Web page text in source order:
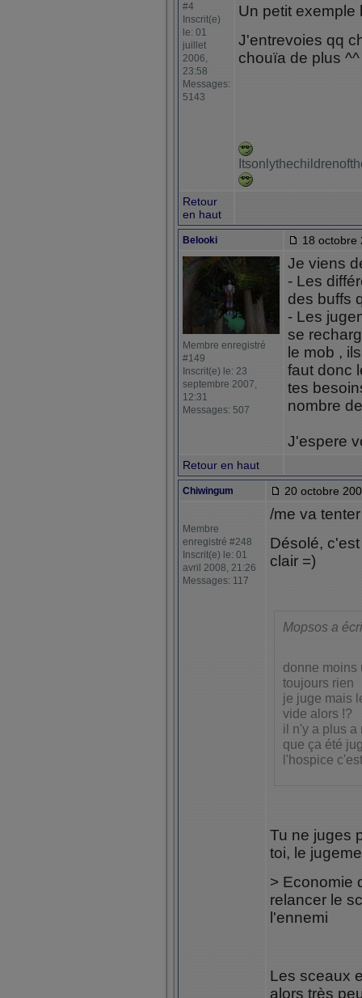
#4
Inscrit(e)
le: 01
juillet
2006,
23:58
Messages:
5143
Un petit exemple
J'entrevoies qq
chouïa de plus ^^
Retour
en haut
Belooki 18 octobre
Membre enregistré
#149
Inscrit(e) le: 23
septembre 2007,
12:31
Messages: 507
Je viens
- Les
des buffs
- Les
se
le mob ,
faut donc
tes
nombre
J'espere
Retour en haut
Chiwingum 20 octobre
Membre
enregistré #248
Inscrit(e) le: 01
avril 2008, 21:26
Messages: 117
/me va
Désolé,
clair =)
Mopsos a
donne moins
toujours rien
je juge mais
vide alors !?
il n'y a plus a
que ça été
l'hospice
Tu ne juges
toi, le
> Economie
relancer le
l'ennemi
Les sceaux
alors très